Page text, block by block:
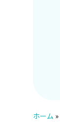
ホーム »